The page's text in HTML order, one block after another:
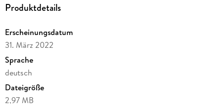
Produktdetails
Erscheinungsdatum
31. März 2022
Sprache
deutsch
Dateigröße
2,97 MB